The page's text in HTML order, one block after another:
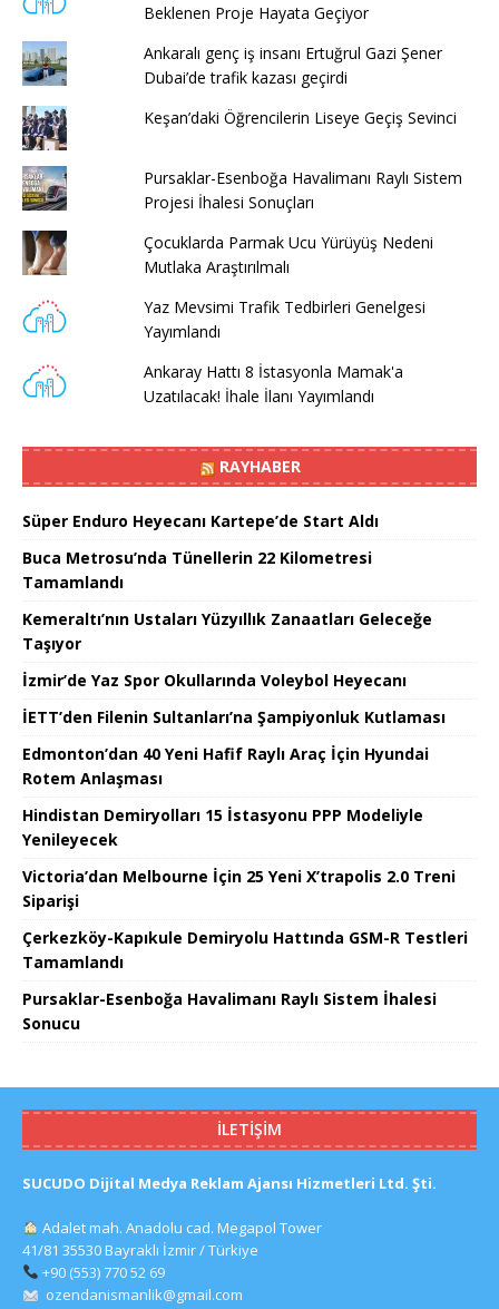
Beklenen Proje Hayata Geçiyor
Ankaralı genç iş insanı Ertuğrul Gazi Şener
Dubai’de trafik kazası geçirdi
Keşan’daki Öğrencilerin Liseye Geçiş Sevinci
Pursaklar-Esenboğa Havalimanı Raylı Sistem
Projesi İhalesi Sonuçları
Çocuklarda Parmak Ucu Yürüyüş Nedeni
Mutlaka Araştırılmalı
Yaz Mevsimi Trafik Tedbirleri Genelgesi
Yayımlandı
Ankaray Hattı 8 İstasyonla Mamak'a
Uzatılacak! İhale İlanı Yayımlandı
RAYHABER
Süper Enduro Heyecanı Kartepe’de Start Aldı
Buca Metrosu’nda Tünellerin 22 Kilometresi
Tamamlandı
Kemeraltı’nın Ustaları Yüzyıllık Zanaatları Geleceğe
Taşıyor
İzmir’de Yaz Spor Okullarında Voleybol Heyecanı
İETT’den Filenin Sultanları’na Şampiyonluk Kutlaması
Edmonton’dan 40 Yeni Hafif Raylı Araç İçin Hyundai
Rotem Anlaşması
Hindistan Demiryolları 15 İstasyonu PPP Modeliyle
Yenileyecek
Victoria’dan Melbourne İçin 25 Yeni X’trapolis 2.0 Treni
Siparişi
Çerkezköy-Kapıkule Demiryolu Hattında GSM-R Testleri
Tamamlandı
Pursaklar-Esenboğa Havalimanı Raylı Sistem İhalesi
Sonucu
İLETIŞIM
SUCUDO Dijital Medya Reklam Ajansı Hizmetleri Ltd. Şti.
Adalet mah. Anadolu cad. Megapol Tower
41/81 35530 Bayraklı İzmir / Türkiye
+90 (553) 770 52 69
ozendanismanlik@gmail.com